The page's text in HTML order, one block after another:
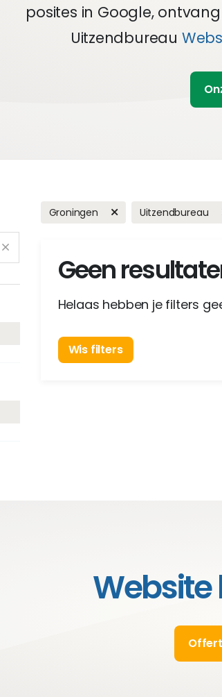
posites in Google,
Uitzendbureau
Groningen Uitzendbureau
Geen
Helaas hebben je filters
Wis filters